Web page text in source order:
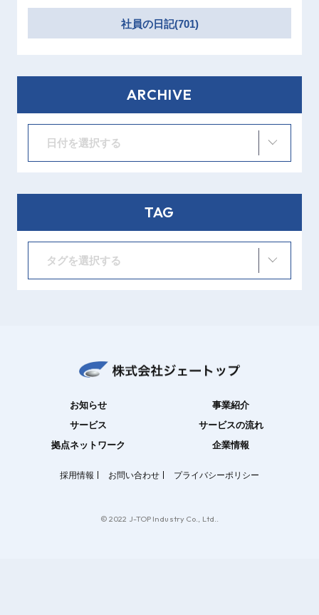
社員の日記(701)
ARCHIVE
日付を選択する
TAG
タグを選択する
お知らせ
事業紹介
サービス
サービスの流れ
拠点ネットワーク
企業情報
採用情報 お問い合わせ プライバシーポリシー
© 2022 J-TOP Industry Co., Ltd..